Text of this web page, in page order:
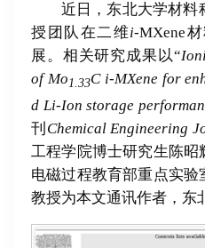
近日，东北大学材料
授团队在二维i-MXene
展。相关研究成果以“
of Mo1.33C i-MXene for
d Li-Ion storage
刊 Chemical Engineering
工程学院博士研究生陈
电磁过程教育部重点实
教授为本文通讯作者，东